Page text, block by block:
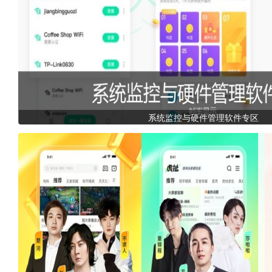
系统监控与硬件管理软件专区